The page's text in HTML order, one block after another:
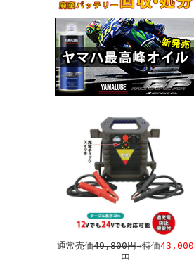
通常売価49,800円→特価43,000